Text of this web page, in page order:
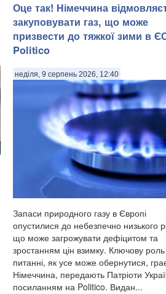
Оце так! Німеччина
закуповувати газ, що може
призвести до тяжкої зими в
Politico
неділя, 9 серпень 2026, 12:40
Запаси природного газу в Європі
опустилися до небезпечно низького
що може загрожувати дефіцитом та
зростанням цін взимку. Ключову
питанні, як усе може обернутися,
Німеччина, передають Патріоти
посиланням на Politico. Видан...